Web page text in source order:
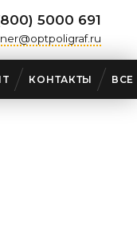
5000 691
КОНТАКТЫ ВСЕ